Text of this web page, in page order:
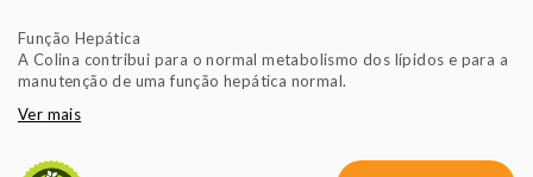
Função Hepática
A Colina contribui para o normal metabolismo dos lípidos e para a
manutenção de uma função hepática normal.
Ver mais